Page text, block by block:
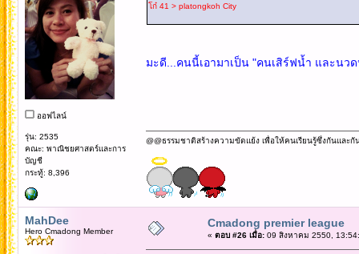
ออฟไลน์
รุ่น: 2535
คณะ: พาณิชยศาสตร์และการ
บัญชี
กระทู้: 8,396
โก๋ 41 > platongkoh City
มะดี...คนนี้เอามาเป็น "คนเสิร์ฟน้ำ และนว
@@ธรรมชาติสร้างความขัดแย้ง เพื่อให้คนเรียนรู้ซึ่งกันและกั
MahDee
Hero Cmadong Member
Cmadong premier league
« ตอบ #26 เมื่อ:09 สิงหาคม 2550,